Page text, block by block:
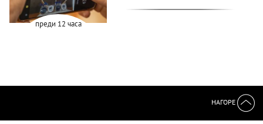
преди 12 часа
НАГОРЕ